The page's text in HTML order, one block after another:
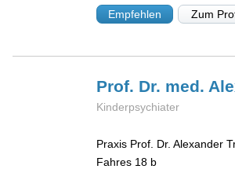
Empfehlen Zum
Prof. Dr. med.
Kinderpsychiater
Praxis Prof. Dr. Alexander
Fahres 18 b